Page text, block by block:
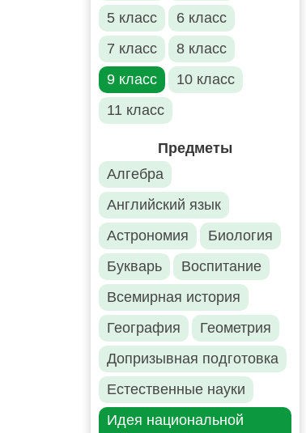
5 класс
6 класс
7 класс
8 класс
9 класс
10 класс
11 класс
Предметы
Алгебра
Английский язык
Астрономия
Биология
Букварь
Воспитание
Всемирная история
География
Геометрия
Допризывная подготовка
Естественные науки
Идея национальной